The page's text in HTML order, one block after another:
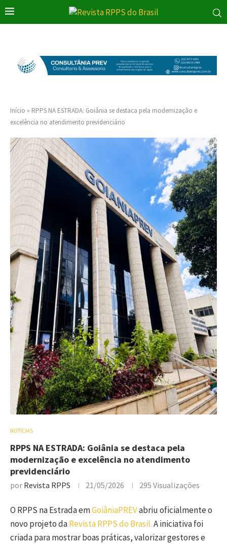
Início » RPPS NA ESTRADA: Goiânia se destaca pela modernização e
excelência no atendimento previdenciário
NOTÍCIAS
RPPS NA ESTRADA: Goiânia se destaca pela
modernização e excelência no atendimento
previdenciário
por Revista RPPS 21/05/2026 295 Visualizações
O RPPS na Estrada emGoiâniaPREVabriu oficialmente o
novo projeto daRevista RPPS do Brasil.A iniciativa foi
criada para mostrar boas práticas, valorizar gestores e